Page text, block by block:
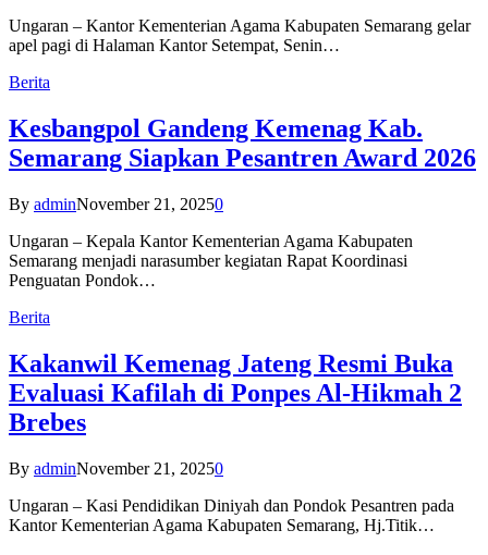
Ungaran – Kantor Kementerian Agama Kabupaten Semarang gelar
apel pagi di Halaman Kantor Setempat, Senin…
Berita
Kesbangpol Gandeng Kemenag Kab.
Semarang Siapkan Pesantren Award 2026
By adminNovember 21, 20250
Ungaran – Kepala Kantor Kementerian Agama Kabupaten
Semarang menjadi narasumber kegiatan Rapat Koordinasi
Penguatan Pondok…
Berita
Kakanwil Kemenag Jateng Resmi Buka
Evaluasi Kafilah di Ponpes Al-Hikmah 2
Brebes
By adminNovember 21, 20250
Ungaran – Kasi Pendidikan Diniyah dan Pondok Pesantren pada
Kantor Kementerian Agama Kabupaten Semarang, Hj.Titik…